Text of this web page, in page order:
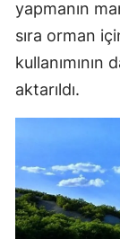
yapmanın
sıra orman
kullanımının
aktarıldı.